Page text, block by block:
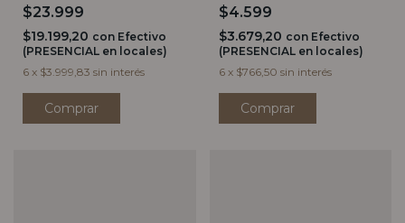
$23.999
$19.199,20 con Efectivo
(PRESENCIAL en locales)
6 x $3.999,83 sin interés
$4.599
$3.679,20 con Efectivo
(PRESENCIAL en locales)
6 x $766,50 sin interés